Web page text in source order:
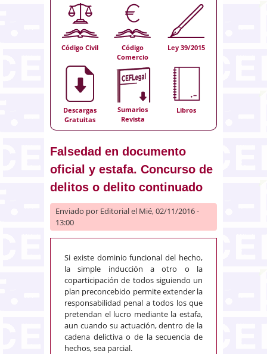
Código Civil
Código
Comercio
Ley 39/2015
Descargas
Gratuitas
Sumarios
Revista
Libros
Falsedad en documento
oficial y estafa. Concurso de
delitos o delito continuado
Enviado por Editorialel Mié, 02/11/2016 -
13:00
Si existe dominio funcional del hecho,
la simple inducción a otro o la
coparticipación de todos siguiendo un
plan preconcebido permite extender la
responsabilidad penal a todos los que
pretendan el lucro mediante la estafa,
aun cuando su actuación, dentro de la
cadena delictiva o de la secuencia de
hechos, sea parcial.